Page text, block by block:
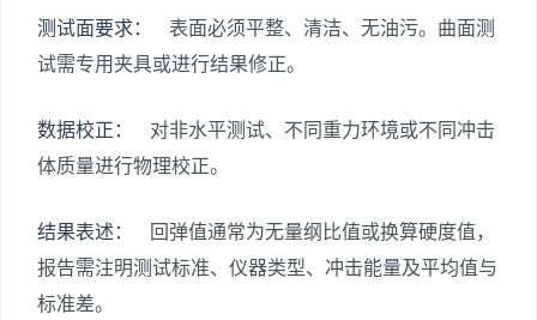
测试面要求：
表面必须平整、清洁、无油污。曲面测
试需专用夹具或进行结果修正。
数据校正：
对非水平测试、不同重力环境或不同冲击
体质量进行物理校正。
结果表述：
回弹值通常为无量纲比值或换算硬度值，
报告需注明测试标准、仪器类型、冲击能量及平均值与
标准差。